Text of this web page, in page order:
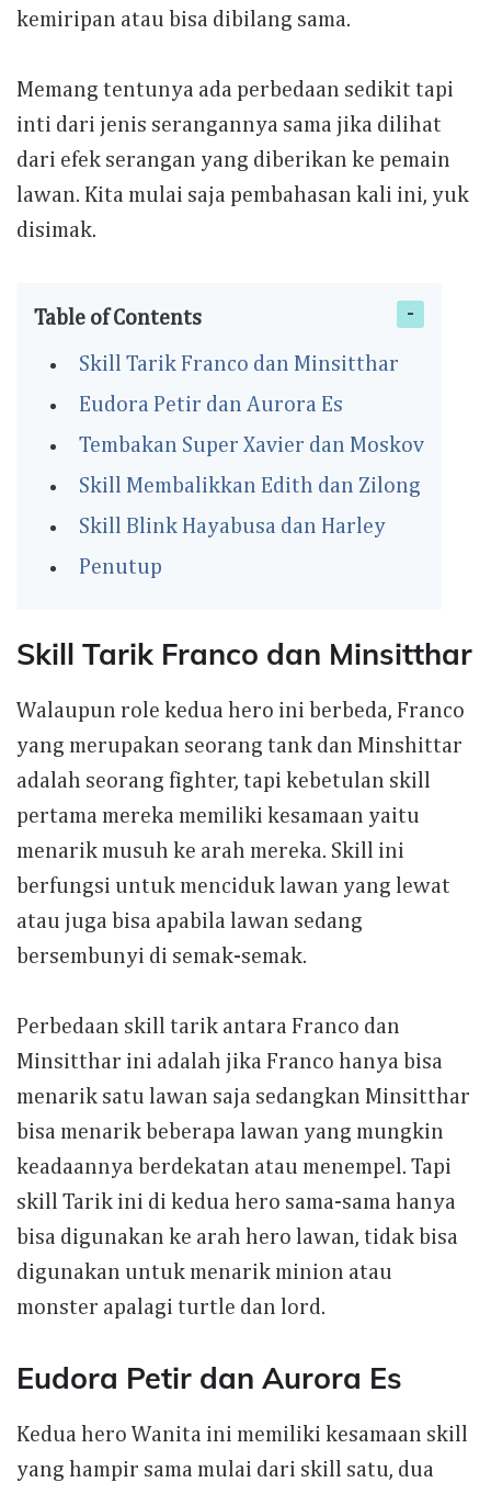
kemiripan atau bisa dibilang sama.
Memang tentunya ada perbedaan sedikit tapi
inti dari jenis serangannya sama jika dilihat
dari efek serangan yang diberikan ke pemain
lawan. Kita mulai saja pembahasan kali ini, yuk
disimak.
Table of Contents
Skill Tarik Franco dan Minsitthar
Eudora Petir dan Aurora Es
Tembakan Super Xavier dan Moskov
Skill Membalikkan Edith dan Zilong
Skill Blink Hayabusa dan Harley
Penutup
Skill Tarik Franco dan Minsitthar
Walaupun role kedua hero ini berbeda, Franco
yang merupakan seorang tank dan Minshittar
adalah seorang fighter, tapi kebetulan skill
pertama mereka memiliki kesamaan yaitu
menarik musuh ke arah mereka. Skill ini
berfungsi untuk menciduk lawan yang lewat
atau juga bisa apabila lawan sedang
bersembunyi di semak-semak.
Perbedaan skill tarik antara Franco dan
Minsitthar ini adalah jika Franco hanya bisa
menarik satu lawan saja sedangkan Minsitthar
bisa menarik beberapa lawan yang mungkin
keadaannya berdekatan atau menempel. Tapi
skill Tarik ini di kedua hero sama-sama hanya
bisa digunakan ke arah hero lawan, tidak bisa
digunakan untuk menarik minion atau
monster apalagi turtle dan lord.
Eudora Petir dan Aurora Es
Kedua hero Wanita ini memiliki kesamaan skill
yang hampir sama mulai dari skill satu, dua